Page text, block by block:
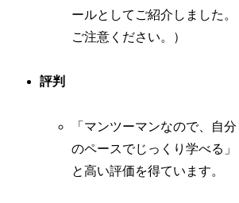
ールとしてご紹介しました。
ご注意ください。）
評判
「マンツーマンなので、自分
のペースでじっくり学べる」
と高い評価を得ています。